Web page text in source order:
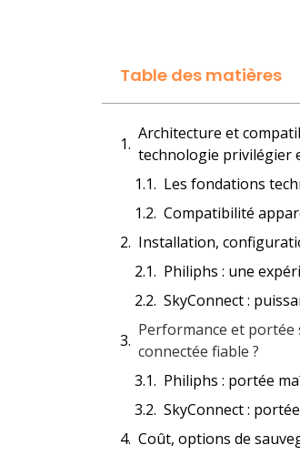
Table des matières
Architecture et
technologie privilégier
Les fondations
Compatibilité
Installation,
Philiphs : une
SkyConnect :
Performance et
connectée fiable ?
Philiphs : portée
SkyConnect :
Coût, options de